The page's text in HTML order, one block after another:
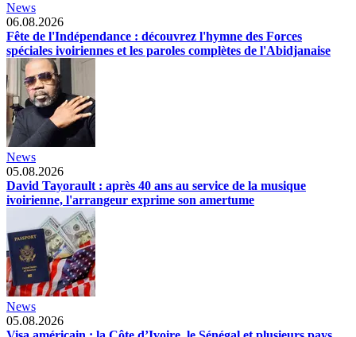
News
06.08.2026
Fête de l'Indépendance : découvrez l'hymne des Forces
spéciales ivoiriennes et les paroles complètes de l'Abidjanaise
News
05.08.2026
David Tayorault : après 40 ans au service de la musique
ivoirienne, l'arrangeur exprime son amertume
News
05.08.2026